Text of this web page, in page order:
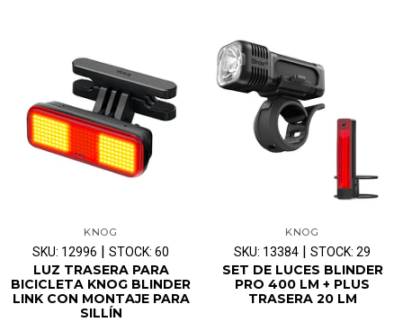
KNOG
SKU: 12996 | STOCK: 60
LUZ TRASERA PARA
BICICLETA KNOG BLINDER
LINK CON MONTAJE PARA
SILLÍN
KNOG
SKU: 13384 | STOCK: 29
SET DE LUCES BLINDER
PRO 400 LM + PLUS
TRASERA 20 LM